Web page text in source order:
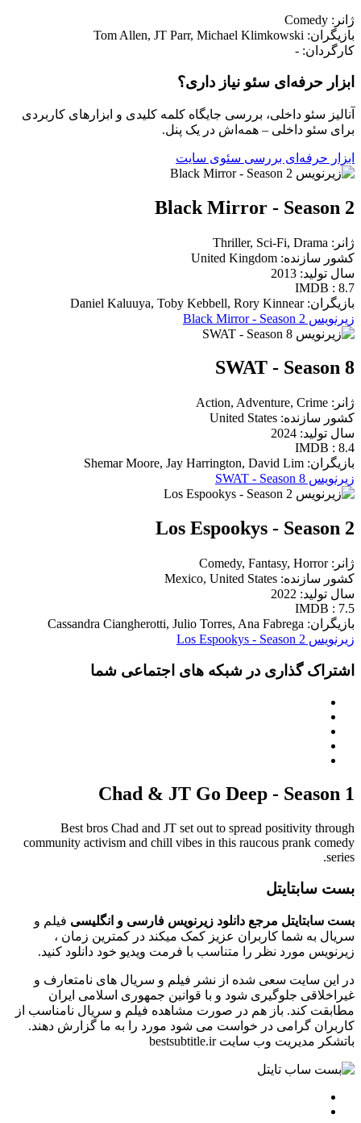
ژانر: Comedy
بازیگران: Tom Allen, JT Parr, Michael Klimkowski
کارگردان: -
ابزار حرفه‌ای سئو نیاز داری؟
آنالیز سئو داخلی، بررسی جایگاه کلمه کلیدی و ابزارهای کاربردی
برای سئو داخلی – همه‌اش در یک پنل.
ابزار حرفه‌ای بررسی سئوی سایت
Black Mirror - Season 2
ژانر: Thriller, Sci-Fi, Drama
کشور سازنده: United Kingdom
سال تولید: 2013
IMDB : 8.7
بازیگران: Daniel Kaluuya, Toby Kebbell, Rory Kinnear
زیرنویس Black Mirror - Season 2
SWAT - Season 8
ژانر: Action, Adventure, Crime
کشور سازنده: United States
سال تولید: 2024
IMDB : 8.4
بازیگران: Shemar Moore, Jay Harrington, David Lim
زیرنویس SWAT - Season 8
Los Espookys - Season 2
ژانر: Comedy, Fantasy, Horror
کشور سازنده: Mexico, United States
سال تولید: 2022
IMDB : 7.5
بازیگران: Cassandra Ciangherotti, Julio Torres, Ana Fabrega
زیرنویس Los Espookys - Season 2
اشتراک گذاری در شبکه های اجتماعی شما
Chad & JT Go Deep - Season 1
Best bros Chad and JT set out to spread positivity through
community activism and chill vibes in this raucous prank comedy
series.
بست سابتایتل
بست سابتایتل مرجع دانلود زیرنویس فارسی و انگلیسی فیلم و
سریال به شما کاربران عزیز کمک میکند در کمترین زمان ،
زیرنویس مورد نظر را متناسب با فرمت ویدیو خود دانلود کنید.
در این سایت سعی شده از نشر فیلم و سریال های نامتعارف و
غیراخلاقی جلوگیری شود و با قوانین جمهوری اسلامی ایران
مطابقت کند. باز هم در صورت مشاهده فیلم و سریال نامناسب از
کاربران گرامی در خواست می شود مورد را به ما گزارش دهند.
باتشکر مدیریت وب سایت bestsubtitle.ir